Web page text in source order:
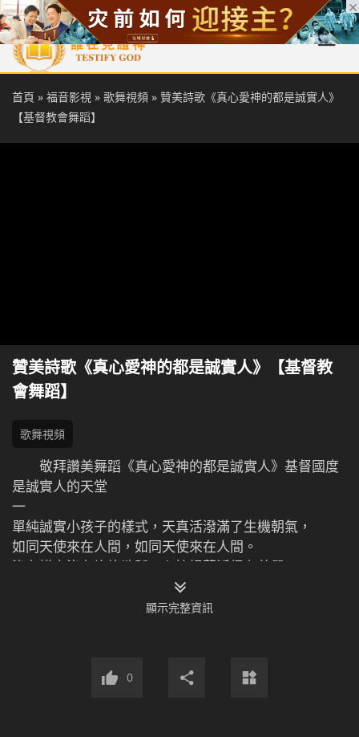
首頁 每日靈糧 天國福音 基督徒見證 信仰解答 聖經
首頁 » 福音影視 » 歌舞視頻 » 贊美詩歌《真心愛神的都是誠實人》
【基督教會舞蹈】
贊美詩歌《真心愛神的都是誠實人》【基督教
會舞蹈】
歌舞視頻
敬拜讚美舞蹈《真心愛神的都是誠實人》基督國度
是誠實人的天堂
一
單純誠實小孩子的樣式，天真活潑滿了生機朝氣，
如同天使來在人間，如同天使來在人間。
沒有謊言沒有詭詐欺騙，心懷坦蕩活得有尊嚴，
心歸給神讓神信得過，是神所喜愛的誠實人。
喜愛真理的都是心靈誠實都是心靈誠實的人，
接受神的鑒察活在神面前，愛神就是幸福，就是快樂。
顯示完整資訊
0